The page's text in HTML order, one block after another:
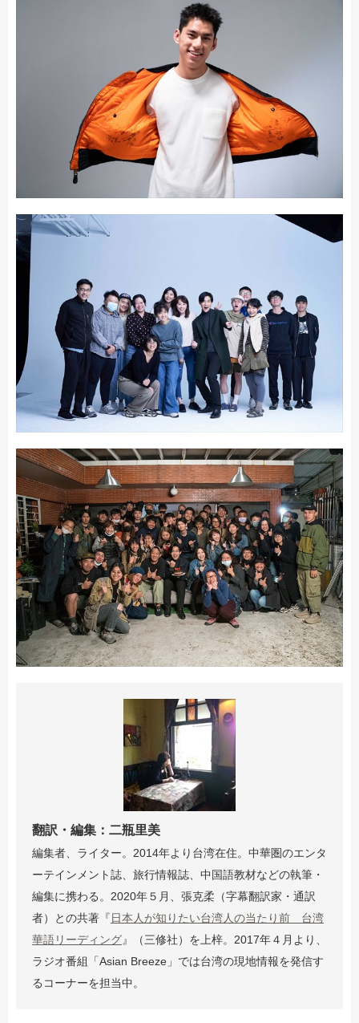
翻訳・編集：二瓶里美
編集者、ライター。2014年より台湾在住。中華圏のエンタ
ーテインメント誌、旅行情報誌、中国語教材などの執筆・
編集に携わる。2020年５月、張克柔（字幕翻訳家・通訳
者）との共著『日本人が知りたい台湾人の当たり前 台湾
華語リーディング』（三修社）を上梓。2017年４月より、
ラジオ番組「Asian Breeze」では台湾の現地情報を発信す
るコーナーを担当中。